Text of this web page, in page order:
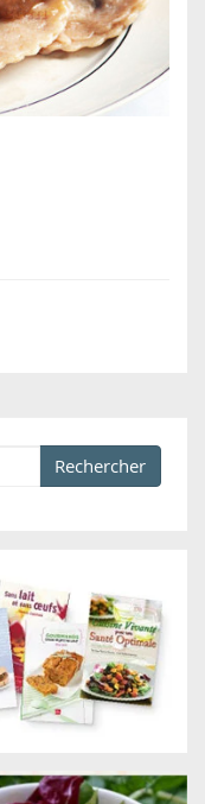
Rechercher